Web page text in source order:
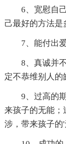
6、宽慰自
己最好的方法是
7、能付出
8、真诚并
定不恭维别人的
9、过高的
来孩子的无能；
涉，带来孩子的